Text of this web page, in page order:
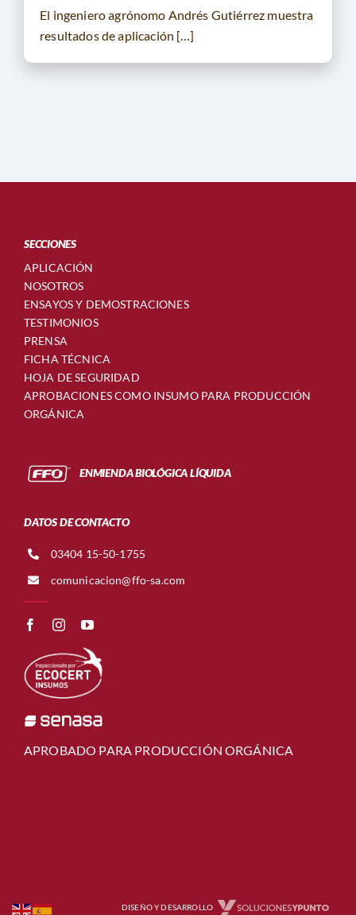
El ingeniero agrónomo Andrés Gutiérrez muestra
resultados de aplicación […]
SECCIONES
APLICACIÓN
NOSOTROS
ENSAYOS Y DEMOSTRACIONES
TESTIMONIOS
PRENSA
FICHA TÉCNICA
HOJA DE SEGURIDAD
APROBACIONES COMO INSUMO PARA PRODUCCIÓN
ORGÁNICA
ENMIENDA BIOLÓGICA LÍQUIDA
DATOS DE CONTACTO
03404 15-50-1755
comunicacion@ffo-sa.com
APROBADO PARA PRODUCCIÓN ORGÁNICA
DISEÑO Y DESARROLLO